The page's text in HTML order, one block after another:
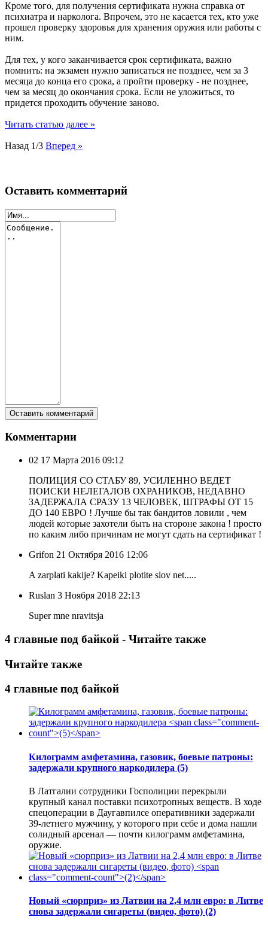
Кроме того, для получения сертификата нужна справка от
психиатра и нарколога. Впрочем, это не касается тех, кто уже
прошел проверку здоровья для хранения оружия или работы с
ним.
Для тех, у кого заканчивается срок сертификата, важно
помнить: на экзамен нужно записаться не позднее, чем за 3
месяца до конца его срока, а пройти проверку - не позднее,
чем за месяц до окончания срока. Если не уложиться, то
придется проходить обучение заново.
Читать статью далее »
Назад 1/3 Вперед »
Оставить комментарий
Комментарии
02 17 Марта 2016 09:12
ПОЛИЦИЯ СО СТАБУ 89, УСИЛЕННО ВЕДЕТ
ПОИСКИ НЕЛЕГАЛОВ ОХРАНИКОВ, НЕДАВНО
ЗАДЕРЖАЛА СРАЗУ 13 ЧЕЛОВЕК, ШТРАФЫ ОТ 15
ДО 140 ЕВРО ! Лучше бы так бандитов ловили , чем
людей которые захотели быть на стороне закона ! просто
по каким либо причинам не могут сдать на сертификат !
Grifon 21 Октября 2016 12:06
A zarplati kakije? Kapeiki plotite slov net.....
Ruslan 3 Ноября 2018 22:13
Super mne nravitsja
4 главные под байкой - Читайте также
Читайте также
4 главные под байкой
Килограмм амфетамина, газовик, боевые патроны:
задержали крупного наркодилера (5)
В Латгалии сотрудники Госполиции перекрыли
крупный канал поставки психотропных веществ. В ходе
спецоперации в Даугавпилсе оперативники задержали
39-летнего мужчину, у которого при себе и дома нашли
солидный арсенал — почти килограмм амфетамина,
оружие.
Новый «сюрприз» из Латвии на 2,4 млн евро: в Литве
снова задержали сигареты (видео, фото) (2)